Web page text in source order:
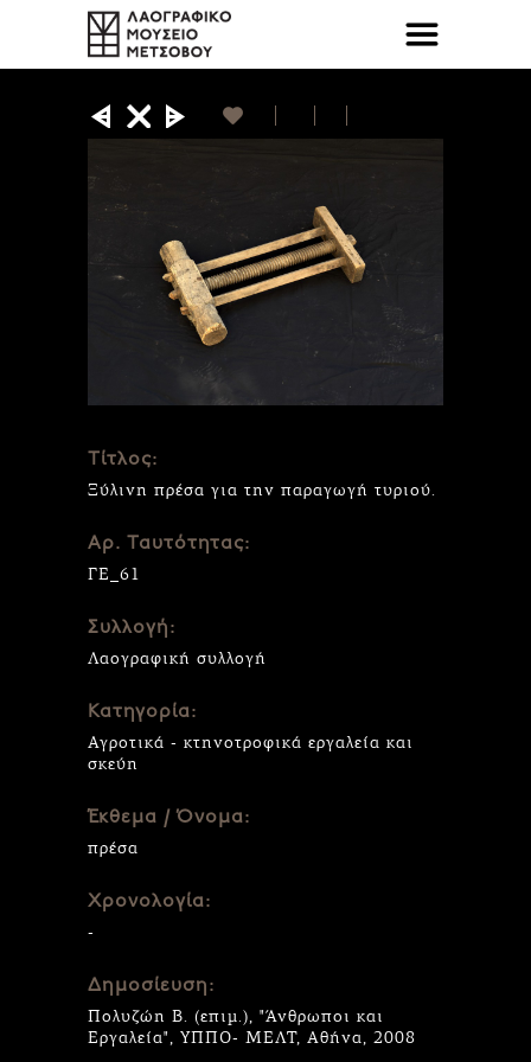
Τίτλος:
Ξύλινη πρέσα για την παραγωγή τυριού.
Αρ. Ταυτότητας:
ΓΕ_61
Συλλογή:
Λαογραφική συλλογή
Κατηγορία:
Αγροτικά - κτηνοτροφικά εργαλεία και
σκεύη
Έκθεμα / Όνομα:
πρέσα
Χρονολογία:
-
Δημοσίευση:
Πολυζώη Β. (επιμ.), "Άνθρωποι και
Εργαλεία", ΥΠΠΟ- ΜΕΛΤ, Αθήνα, 2008